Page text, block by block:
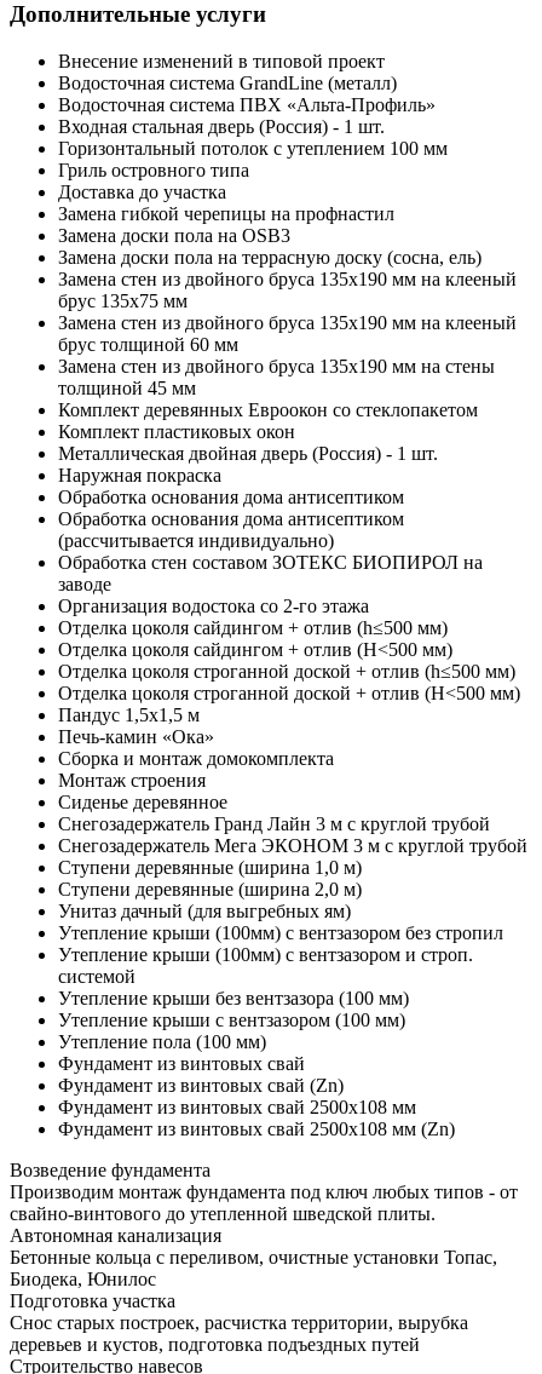
Дополнительные услуги
Внесение изменений в типовой проект
Водосточная система GrandLine (металл)
Водосточная система ПВХ «Альта-Профиль»
Входная стальная дверь (Россия) - 1 шт.
Горизонтальный потолок с утеплением 100 мм
Гриль островного типа
Доставка до участка
Замена гибкой черепицы на профнастил
Замена доски пола на OSB3
Замена доски пола на террасную доску (сосна, ель)
Замена стен из двойного бруса 135х190 мм на клееный
брус 135х75 мм
Замена стен из двойного бруса 135х190 мм на клееный
брус толщиной 60 мм
Замена стен из двойного бруса 135х190 мм на стены
толщиной 45 мм
Комплект деревянных Евроокон со стеклопакетом
Комплект пластиковых окон
Металлическая двойная дверь (Россия) - 1 шт.
Наружная покраска
Обработка основания дома антисептиком
Обработка основания дома антисептиком
(рассчитывается индивидуально)
Обработка стен составом ЗОТЕКС БИОПИРОЛ на
заводе
Организация водостока со 2-го этажа
Отделка цоколя сайдингом + отлив (h≤500 мм)
Отделка цоколя сайдингом + отлив (Н<500 мм)
Отделка цоколя строганной доской + отлив (h≤500 мм)
Отделка цоколя строганной доской + отлив (Н<500 мм)
Пандус 1,5х1,5 м
Печь-камин «Ока»
Сборка и монтаж домокомплекта
Монтаж строения
Сиденье деревянное
Снегозадержатель Гранд Лайн 3 м с круглой трубой
Снегозадержатель Мега ЭКОНОМ 3 м с круглой трубой
Ступени деревянные (ширина 1,0 м)
Ступени деревянные (ширина 2,0 м)
Унитаз дачный (для выгребных ям)
Утепление крыши (100мм) с вентзазором без стропил
Утепление крыши (100мм) с вентзазором и строп.
системой
Утепление крыши без вентзазора (100 мм)
Утепление крыши с вентзазором (100 мм)
Утепление пола (100 мм)
Фундамент из винтовых свай
Фундамент из винтовых свай (Zn)
Фундамент из винтовых свай 2500х108 мм
Фундамент из винтовых свай 2500х108 мм (Zn)
Возведение фундамента
Производим монтаж фундамента под ключ любых типов - от
свайно-винтового до утепленной шведской плиты.
Автономная канализация
Бетонные кольца с переливом, очистные установки Топас,
Биодека, Юнилос
Подготовка участка
Снос старых построек, расчистка территории, вырубка
деревьев и кустов, подготовка подъездных путей
Строительство навесов